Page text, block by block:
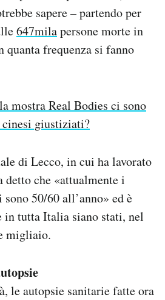
sapere – partendo per
647milapersone morte in
quanta frequenza si fanno
mostra Real Bodies ci sono
giustiziati?
di Lecco, in cui ha lavorato
che «attualmente i
50/60 all’anno» ed è
in tutta Italia siano stati, nel
migliaio.
le autopsie sanitarie fatte ora